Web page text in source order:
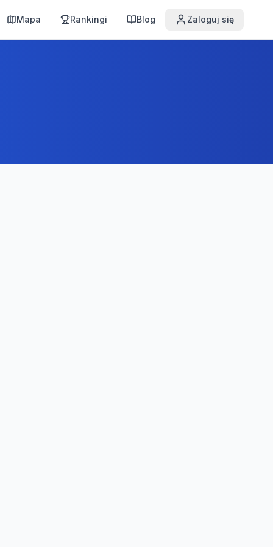
Mapa Rankingi Blog Zaloguj się